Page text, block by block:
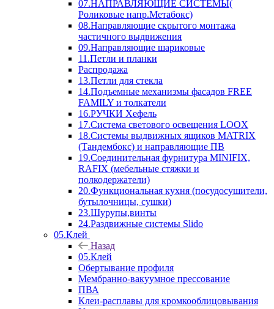
07.НАПРАВЛЯЮЩИЕ СИСТЕМЫ(
Роликовые напр.Метабокс)
08.Направляющие скрытого монтажа
частичного выдвижения
09.Направляющие шариковые
11.Петли и планки
Распродажа
13.Петли для стекла
14.Подъемные механизмы фасадов FREE
FAMILY и толкатели
16.РУЧКИ Хефель
17.Система светового освещения LOOX
18.Системы выдвижных ящиков MATRIX
(Тандембокс) и направляющие ПВ
19.Соединительная фурнитура MINIFIX,
RAFIX (мебельные стяжки и
полкодержатели)
20.Функциональная кухня (посудосушители,
бутылочницы, сушки)
23.Шурупы,винты
24.Раздвижные системы Slido
05.Клей
Назад
05.Клей
Обертывание профиля
Мембранно-вакуумное прессование
ПВА
Клеи-расплавы для кромкооблицовывания